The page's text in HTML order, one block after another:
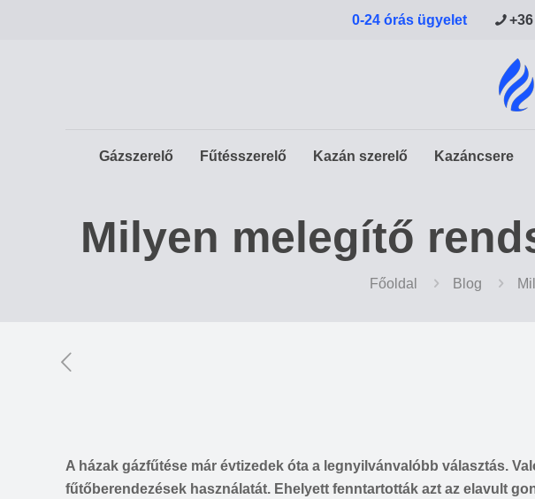
0-24 órás ügyelet
Gázszerelő Fűtésszerelő Kazán szerelő Kazáncsere
Milyen melegítő
Főoldal Blog
A házak gázfűtése már évtizedek óta a legnyilvánvalóbb választás.
fűtőberendezések használatát. Ehelyett fenntartották azt az elavult